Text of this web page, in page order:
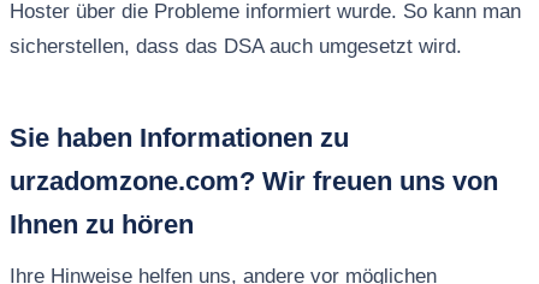
Hoster über die Probleme informiert wurde. So kann man
sicherstellen, dass das DSA auch umgesetzt wird.
Sie haben Informationen zu
urzadomzone.com? Wir freuen uns von
Ihnen zu hören
Ihre Hinweise helfen uns, andere vor möglichen